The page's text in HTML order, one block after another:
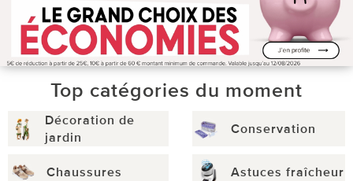
Top catégories du moment
Décoration de
jardin
Conservation
Chaussures Astuces fraîcheur